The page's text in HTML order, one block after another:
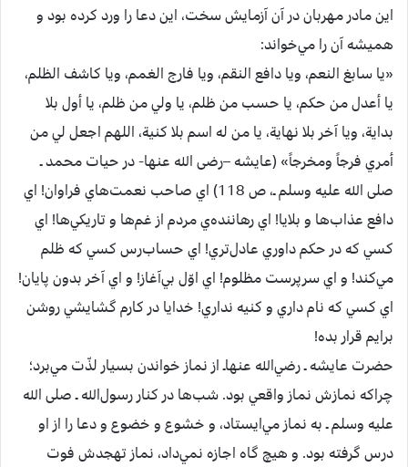
اين‌ مادر مهربان‌ در آن‌ آزمايش‌ سخت‌، اين‌ دعا را ورد كرده‌ بود و
هميشه‌ آن‌ را مي‌خواند:
«يا سابغ النعم، ويا دافع النقم، ويا فارج الغمم، ويا كاشف الظلم،
يا أعدل من حكم، يا حسب من ظلم، يا ولي من ظلم، يا أول بلا
بداية، ويا آخر بلا نهاية، يا من له اسم بلا كنية، اللهم اجعل لي من
أمري فرجاً ومخرجاً» (عايشه –رضی الله عنها-‌ در حيات‌ محمد ـ
صلی الله علیه وسلم ـ، ص‌ 118) اي‌ صاحب‌ نعمت‌هاي‌ فراوان‌! اي‌
دافع‌ عذاب‌ها و بلايا! اي‌ رهاننده‌ي‌ مردم‌ از غم‌ها و تاريكي‌ها! اي‌
كسي‌ كه‌ در حكم‌ داوري‌ عادل‌تري‌! اي‌ حساب‌رس‌ كسي‌ كه‌ ظلم‌
مي‌كند! و اي‌ سرپرست‌ مظلوم‌! اي‌ اوّل‌ بي‌آغاز! و اي‌ آخر بدون‌ پايان‌!
اي‌ كسي‌ كه‌ نام‌ داري‌ و كنيه‌ نداري‌! خدايا در كارم‌ گشايشي‌ روشن‌
برايم‌ قرار بده‌!
حضرت‌ عايشه ـ رضي‌الله عنهاـ از نماز خواندن‌ بسيار لذّت‌ مي‌برد؛
چراكه‌ نمازش‌ نماز واقعي‌ بود. شب‌ها در كنار رسول‌الله ـ صلی الله
علیه وسلم ـ به‌ نماز مي‌ايستاد، و خشوع‌ و خضوع‌ و دعا را از او
درس‌ گرفته‌ بود. و هيچ‌ گاه‌ اجازه‌ نمي‌داد، نماز تهجدش‌ فوت‌